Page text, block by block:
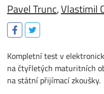
Pavel Trunc,Vlastimil
Kompletní test v
na čtyřletých maturitních
na státní přijímací zkoušky.